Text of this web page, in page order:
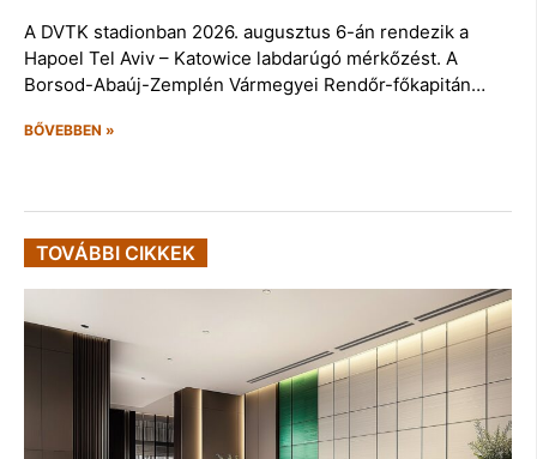
A DVTK stadionban 2026. augusztus 6-án rendezik a
Hapoel Tel Aviv – Katowice labdarúgó mérkőzést. A
Borsod-Abaúj-Zemplén Vármegyei Rendőr-főkapitán…
BŐVEBBEN »
TOVÁBBI CIKKEK